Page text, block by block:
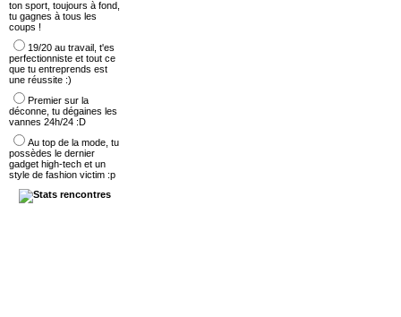
ton sport, toujours à fond,
tu gagnes à tous les
coups !
19/20 au travail, t'es
perfectionniste et tout ce
que tu entreprends est
une réussite :)
Premier sur la
déconne, tu dégaines les
vannes 24h/24 :D
Au top de la mode, tu
possèdes le dernier
gadget high-tech et un
style de fashion victim :p